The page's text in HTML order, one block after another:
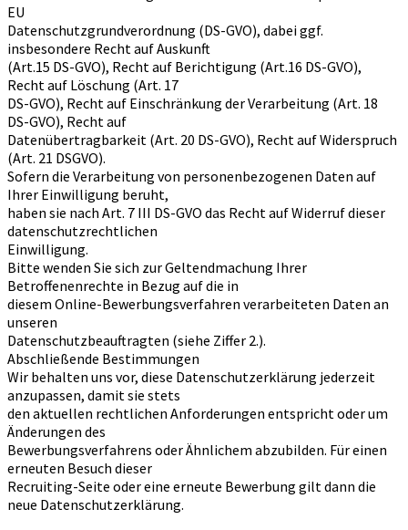
EU
Datenschutzgrundverordnung (DS-GVO), dabei ggf.
insbesondere Recht auf Auskunft
(Art.15 DS-GVO), Recht auf Berichtigung (Art.16 DS-GVO),
Recht auf Löschung (Art. 17
DS-GVO), Recht auf Einschränkung der Verarbeitung (Art. 18
DS-GVO), Recht auf
Datenübertragbarkeit (Art. 20 DS-GVO), Recht auf Widerspruch
(Art. 21 DSGVO).
Sofern die Verarbeitung von personenbezogenen Daten auf
Ihrer Einwilligung beruht,
haben sie nach Art. 7 III DS-GVO das Recht auf Widerruf dieser
datenschutzrechtlichen
Einwilligung.
Bitte wenden Sie sich zur Geltendmachung Ihrer
Betroffenenrechte in Bezug auf die in
diesem Online-Bewerbungsverfahren verarbeiteten Daten an
unseren
Datenschutzbeauftragten (siehe Ziffer 2.).
Abschließende Bestimmungen
Wir behalten uns vor, diese Datenschutzerklärung jederzeit
anzupassen, damit sie stets
den aktuellen rechtlichen Anforderungen entspricht oder um
Änderungen des
Bewerbungsverfahrens oder Ähnlichem abzubilden. Für einen
erneuten Besuch dieser
Recruiting-Seite oder eine erneute Bewerbung gilt dann die
neue Datenschutzerklärung.